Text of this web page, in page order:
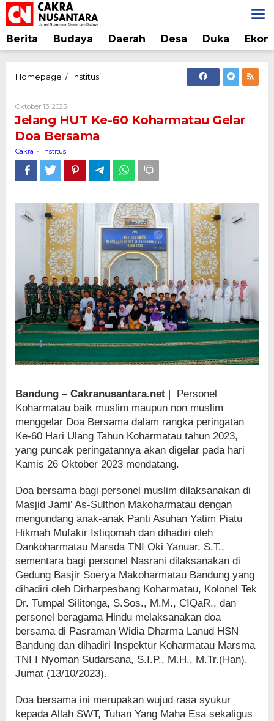
Lewati
ke
konten
Berita Budaya Daerah Desa Duka
Homepage / InstitusiJelang
Koharmatau
Bersama
Oktober 13, 2023Oleh
Cakra
Jelang HUT Ke-60 Koharmatau Gelar
Doa Bersama
Cakra - Institusi
Bandung – Cakranusantara.net | Personel
Koharmatau baik muslim maupun non muslim
menggelar Doa Bersama dalam rangka peringatan
Ke-60 Hari Ulang Tahun Koharmatau tahun 2023,
yang puncak peringatannya akan digelar pada hari
Kamis 26 Oktober 2023 mendatang.
Doa bersama bagi personel muslim dilaksanakan di
Masjid Jami’ As-Sulthon Makoharmatau dengan
mengundang anak-anak Panti Asuhan Yatim Piatu
Hikmah Mufakir Istiqomah dan dihadiri oleh
Dankoharmatau Marsda TNI Oki Yanuar, S.T.,
sementara bagi personel Nasrani dilaksanakan di
Gedung Basjir Soerya Makoharmatau Bandung yang
dihadiri oleh Dirharpesbang Koharmatau, Kolonel Tek
Dr. Tumpal Silitonga, S.Sos., M.M., CIQaR., dan
personel beragama Hindu melaksanakan doa
bersama di Pasraman Widia Dharma Lanud HSN
Bandung dan dihadiri Inspektur Koharmatau Marsma
TNI I Nyoman Sudarsana, S.I.P., M.H., M.Tr.(Han).
Jumat (13/10/2023).
Doa bersama ini merupakan wujud rasa syukur
kepada Allah SWT, Tuhan Yang Maha Esa sekaligus